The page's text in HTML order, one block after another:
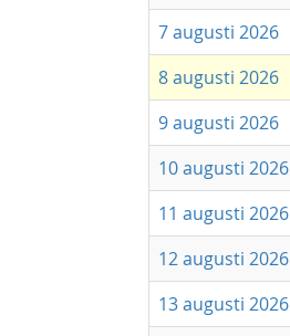
7 augusti 2026
8 augusti 2026
9 augusti 2026
10 augusti 2026
11 augusti 2026
12 augusti 2026
13 augusti 2026